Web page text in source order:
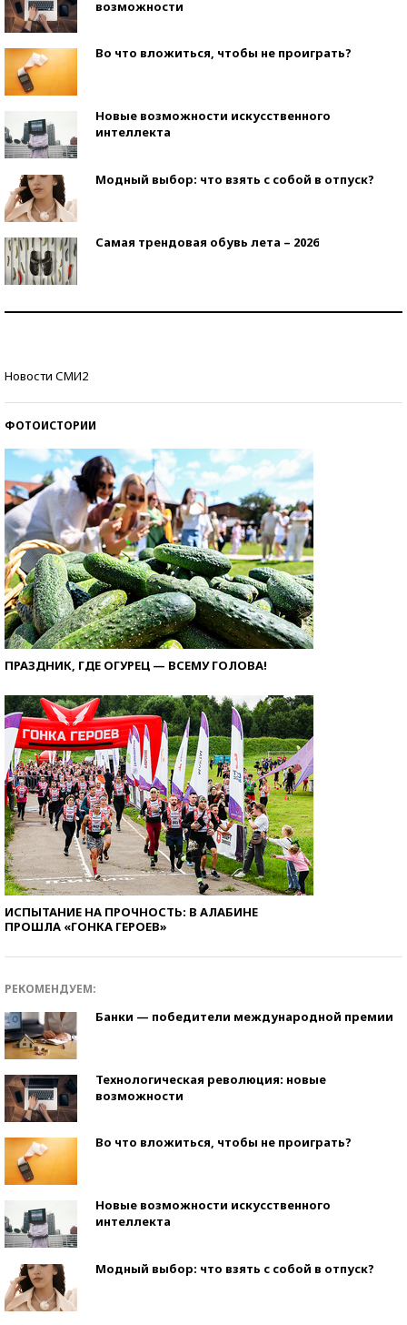
возможности
Во что вложиться, чтобы не проиграть?
Новые возможности искусственного
интеллекта
Модный выбор: что взять с собой в отпуск?
Самая трендовая обувь лета – 2026
Новости СМИ2
ФОТОИСТОРИИ
ПРАЗДНИК, ГДЕ ОГУРЕЦ — ВСЕМУ ГОЛОВА!
ИСПЫТАНИЕ НА ПРОЧНОСТЬ: В АЛАБИНЕ
ПРОШЛА «ГОНКА ГЕРОЕВ»
РЕКОМЕНДУЕМ:
Банки — победители международной премии
Технологическая революция: новые
возможности
Во что вложиться, чтобы не проиграть?
Новые возможности искусственного
интеллекта
Модный выбор: что взять с собой в отпуск?